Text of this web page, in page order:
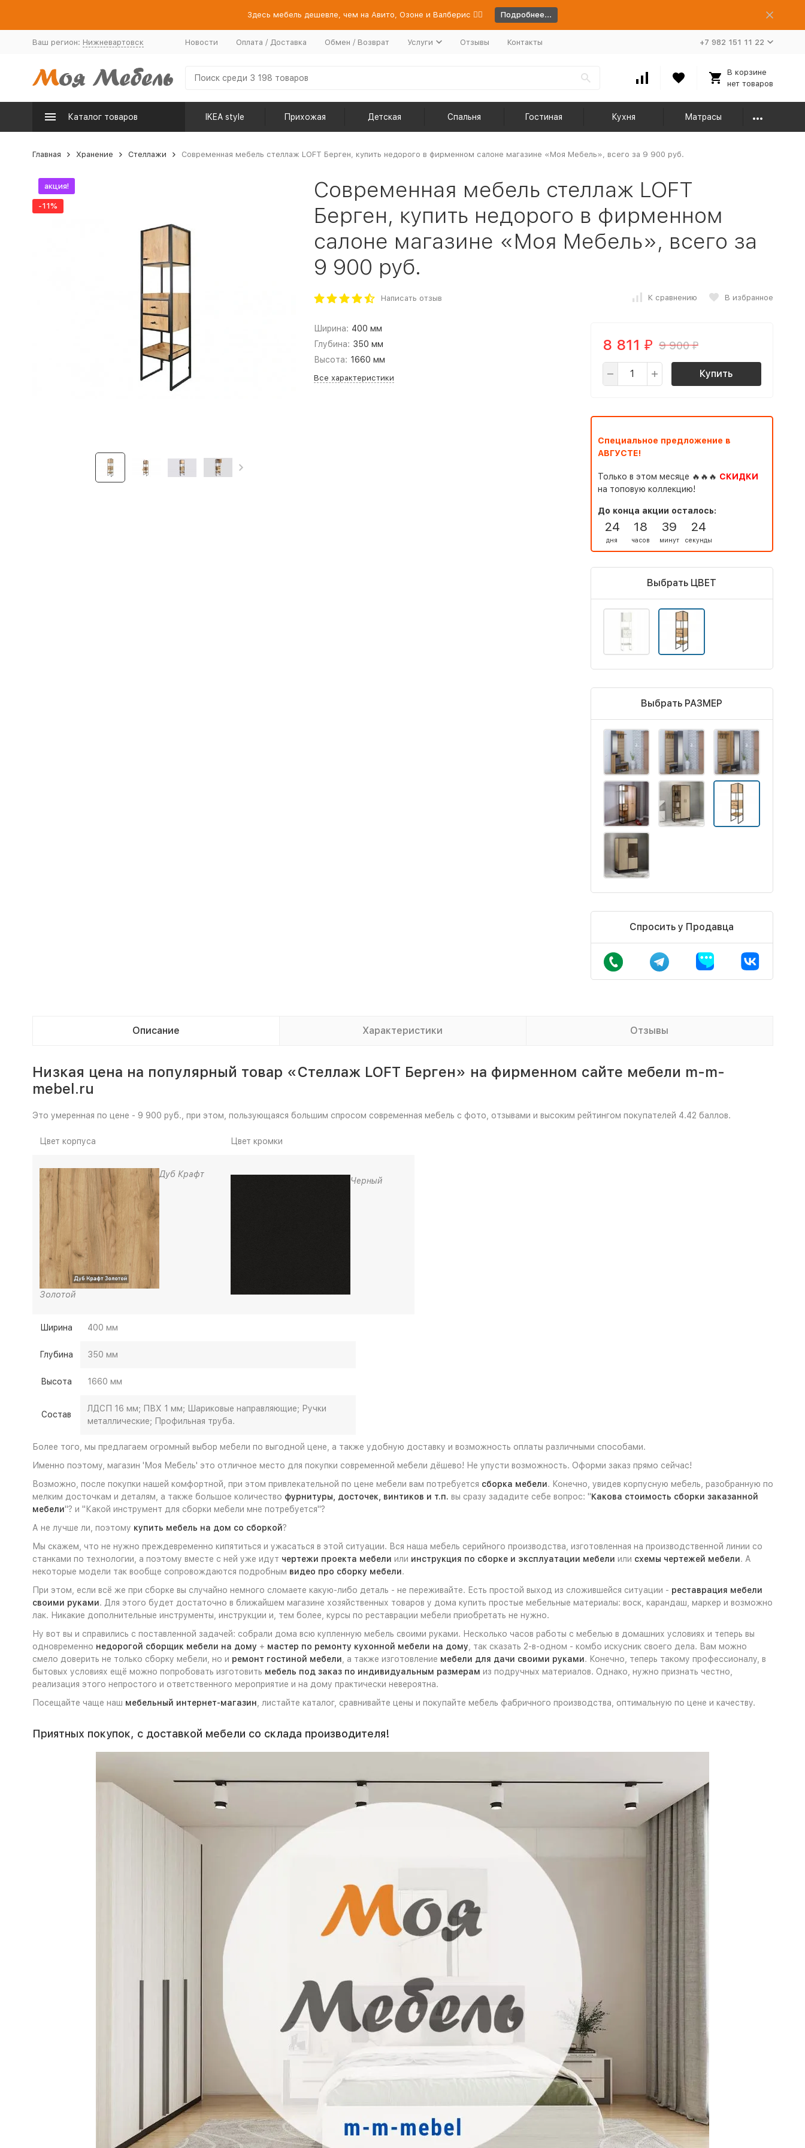
Здесь мебель дешевле, чем на Авито, Озоне и Валберис 👉🏻 Подробнее...
Ваш регион: Нижневартовск Новости Оплата / Доставка Обмен / Возврат Услуги Отзывы Контакты +7 982 151 11 22
В корзине
нет товаров
Каталог товаров IKEA style Прихожая Детская Спальня Гостиная Кухня Матрасы
Главная Хранение Стеллажи Современная мебель стеллаж LOFT Берген, купить недорого в фирменном салоне магазине «Моя Мебель», всего за 9 900 руб.
акция!
-11%
Современная мебель стеллаж LOFT
Берген, купить недорого в фирменном
салоне магазине «Моя Мебель», всего за
9 900 руб.
Написать отзыв К сравнению В избранное
Ширина: 400 мм
Глубина: 350 мм
Высота: 1660 мм
Все характеристики
8 811 ₽ 9 900₽
Купить
Специальное предложение в
АВГУСТЕ!
Только в этом месяце 🔥🔥🔥 СКИДКИ
на топовую коллекцию!
До конца акции осталось:
24
дня
18
часов
39
минут
23
секунды
Выбрать ЦВЕТ
Выбрать РАЗМЕР
Спросить у Продавца
Описание Характеристики Отзывы
Низкая цена на популярный товар «Стеллаж LOFT Берген» на фирменном сайте мебели m-m-
mebel.ru
Это умеренная по цене - 9 900 руб., при этом, пользующаяся большим спросом современная мебель с фото, отзывами и высоким рейтингом покупателей 4.42 баллов.
Цвет корпуса Цвет кромки
Дуб Крафт
Золотой
Черный
Ширина 400 мм
Глубина 350 мм
Высота 1660 мм
Состав
ЛДСП 16 мм; ПВХ 1 мм; Шариковые направляющие; Ручки
металлические; Профильная труба.
Более того, мы предлагаем огромный выбор мебели по выгодной цене, а также удобную доставку и возможность оплаты различными способами.
Именно поэтому, магазин 'Моя Мебель' это отличное место для покупки современной мебели дёшево! Не упусти возможность. Оформи заказ прямо сейчас!
Возможно, после покупки нашей комфортной, при этом привлекательной по цене мебели вам потребуется сборка мебели. Конечно, увидев корпусную мебель, разобранную по
мелким досточкам и деталям, а также большое количество фурнитуры, досточек, винтиков и т.п. вы сразу зададите себе вопрос: "Какова стоимость сборки заказанной
мебели"? и "Какой инструмент для сборки мебели мне потребуется"?
А не лучше ли, поэтому купить мебель на дом со сборкой?
Мы скажем, что не нужно преждевременно кипятиться и ужасаться в этой ситуации. Вся наша мебель серийного производства, изготовленная на производственной линии со
станками по технологии, а поэтому вместе с ней уже идут чертежи проекта мебели или инструкция по сборке и эксплуатации мебели или схемы чертежей мебели. А
некоторые модели так вообще сопровождаются подробным видео про сборку мебели.
При этом, если всё же при сборке вы случайно немного сломаете какую-либо деталь - не переживайте. Есть простой выход из сложившейся ситуации - реставрация мебели
своими руками. Для этого будет достаточно в ближайшем магазине хозяйственных товаров у дома купить простые мебельные материалы: воск, карандаш, маркер и возможно
лак. Никакие дополнительные инструменты, инструкции и, тем более, курсы по реставрации мебели приобретать не нужно.
Ну вот вы и справились с поставленной задачей: собрали дома всю купленную мебель своими руками. Несколько часов работы с мебелью в домашних условиях и теперь вы
одновременно недорогой сборщик мебели на дому + мастер по ремонту кухонной мебели на дому, так сказать 2-в-одном - комбо искусник своего дела. Вам можно
смело доверить не только сборку мебели, но и ремонт гостиной мебели, а также изготовление мебели для дачи своими руками. Конечно, теперь такому профессионалу, в
бытовых условиях ещё можно попробовать изготовить мебель под заказ по индивидуальным размерам из подручных материалов. Однако, нужно признать честно,
реализация этого непростого и ответственного мероприятие и на дому практически невероятна.
Посещайте чаще наш мебельный интернет-магазин, листайте каталог, сравнивайте цены и покупайте мебель фабричного производства, оптимальную по цене и качеству.
Приятных покупок, с доставкой мебели со склада производителя!